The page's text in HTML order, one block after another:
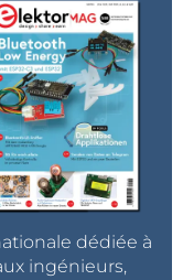
dédiée à
ingénieurs,